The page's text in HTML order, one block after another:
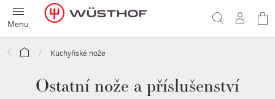
Přejít
na
obsah
Domů Kuchyňské nože
Ostatní nože a příslušenství